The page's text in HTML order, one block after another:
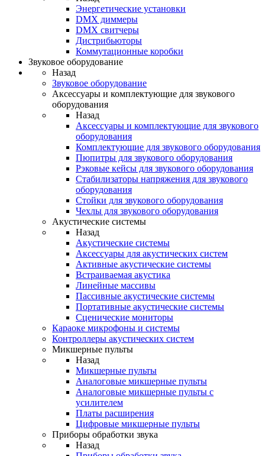
Энергетические установки
DMX диммеры
DMX свитчеры
Дистрибьюторы
Коммутационные коробки
Звуковое оборудование
Назад
Звуковое оборудование
Аксессуары и комплектующие для звукового
оборудования
Назад
Аксессуары и комплектующие для звукового
оборудования
Комплектующие для звукового оборудования
Пюпитры для звукового оборудования
Рэковые кейсы для звукового оборудования
Стабилизаторы напряжения для звукового
оборудования
Стойки для звукового оборудования
Чехлы для звукового оборудования
Акустические системы
Назад
Акустические системы
Аксессуары для акустических систем
Активные акустические системы
Встраиваемая акустика
Линейные массивы
Пассивные акустические системы
Портативные акустические системы
Сценические мониторы
Караоке микрофоны и системы
Контроллеры акустических систем
Микшерные пульты
Назад
Микшерные пульты
Аналоговые микшерные пульты
Аналоговые микшерные пульты с
усилителем
Платы расширения
Цифровые микшерные пульты
Приборы обработки звука
Назад